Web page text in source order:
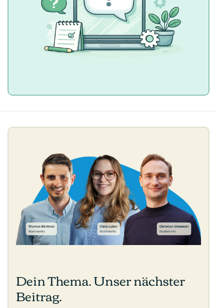
Dein Thema. Unser nächster
Beitrag.